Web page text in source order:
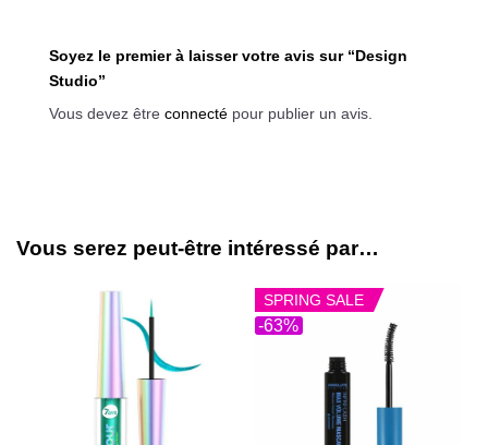
Soyez le premier à laisser votre avis sur “Design
Studio”
Vous devez être connecté pour publier un avis.
Vous serez peut-être intéressé par…
-63%
SPRING SALE